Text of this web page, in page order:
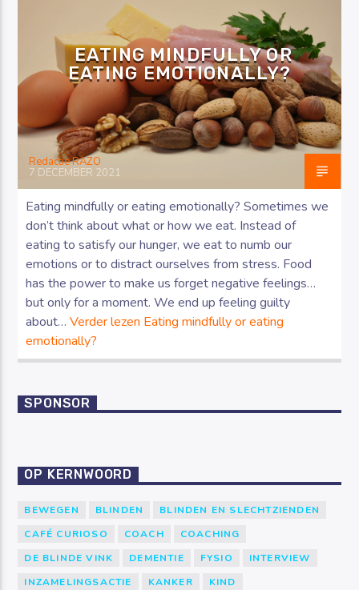
Luister RAZO online
EATING MINDFULLY OR
EATING EMOTIONALLY?
Redactie RAZO
7 DECEMBER 2021
Eating mindfully or eating emotionally? Sometimes we
don’t think about what or how we eat. Instead of
eating to satisfy our hunger, we eat to numb our
emotions or to distract ourselves from stress. Food
has the power to make us forget negative feelings…
but only for a moment. We end up feeling guilty
about…Verder lezen Eating mindfully or eating
emotionally?
SPONSOR
OP KERNWOORD
BEWEGEN BLINDEN
BLINDEN EN SLECHTZIENDEN
CAFÉ CURIOSO
COACH
COACHING
DE BLINDE VINK
DEMENTIE FYSIO
INTERVIEW
INZAMELINGSACTIE
KANKER
KIND